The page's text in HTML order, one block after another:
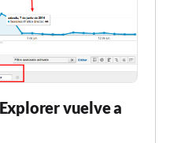
vuelve a